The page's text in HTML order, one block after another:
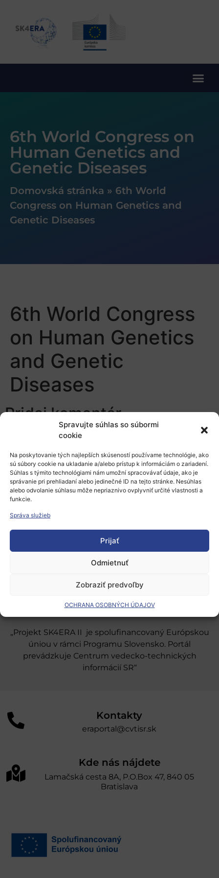
Spravujte súhlas so súbormi
cookie
Na poskytovanie tých najlepších skúseností používame technológie, ako
sú súbory cookie na ukladanie a/alebo prístup k informáciám o zariadení.
Súhlas s týmito technológiami nám umožní spracovávať údaje, ako je
správanie pri prehliadaní alebo jedinečné ID na tejto stránke. Nesúhlas
alebo odvolanie súhlasu môže nepriaznivo ovplyvniť určité vlastnosti a
funkcie.
Správa služieb
Prijať
Odmietnuť
Zobraziť predvoľby
OCHRANA OSOBNÝCH ÚDAJOV
6th World Congress on
Human Genetics and
Genetic Diseases
Domovská stránka » 6th World
Congress on Human Genetics and
Genetic Diseases
6th World Congress
on Human Genetics
and Genetic
Diseases
Pridaj komentár
Prepáčte, ale pred zanechaním komentára sa musíte
Oblasti našej podpory
Podporné schémy a služby
Grantové programy pre výskum
Odber noviniek
„Projekt SK4ERA II je spolufinancovaný Európskou
úniou v rámci Programu Slovensko. Portál
prevádzkuje Centrum vedecko-technických
informácií SR“
Kontakty
eraportal@cvtisr.sk
Kde nás nájdete
Lamačská cesta 8A, P.O.Box 47, 840 05
Bratislava